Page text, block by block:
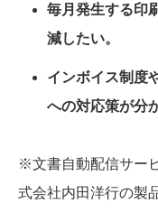
毎月発生する印
減したい。
インボイス制度
への対応策が分
※文書自動配信サー
式会社内田洋行の製